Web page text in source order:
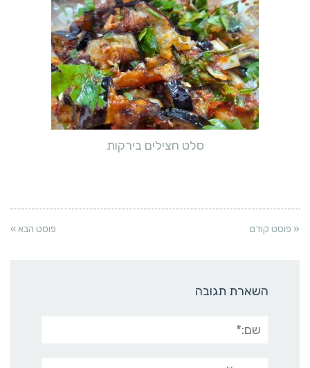
סלט חצילים בירקות
« פוסט קודם פוסט הבא »
השארת תגובה
אימייל*